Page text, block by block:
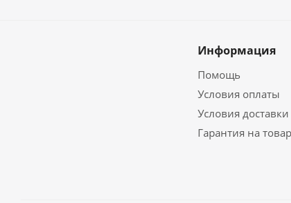
Информация
Помощь
Условия оплаты
Условия доставки
Гарантия на товар